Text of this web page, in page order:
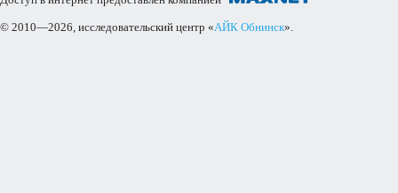
© 2010—2026, исследовательский центр «АЙК Обнинск».